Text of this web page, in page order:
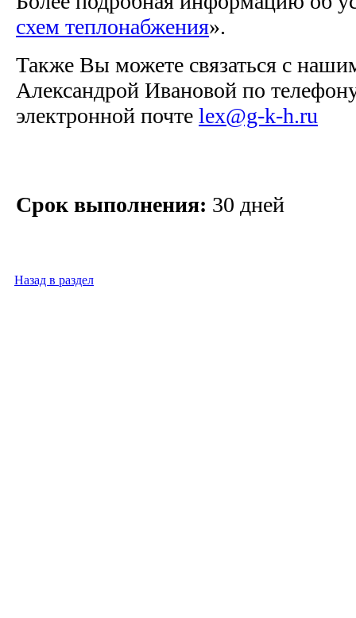
схем теплонабжения».
Также Вы можете связаться с
Александрой Ивановой по
электронной почте lex@g-k-h.ru
Срок выполнения: 30 дней
Назад в раздел